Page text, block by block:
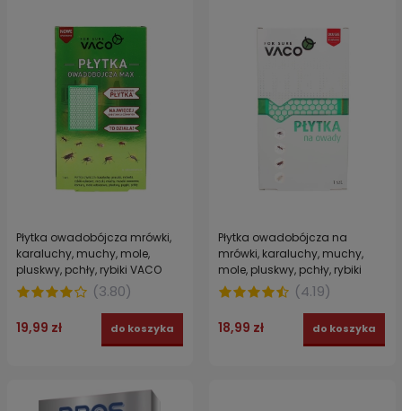
Płytka owadobójcza mrówki,
karaluchy, muchy, mole,
pluskwy, pchły, rybiki VACO
MAX ZIELONA
(3.80)
19,99 zł do koszyka
Płytka owadobójcza na
mrówki, karaluchy, muchy,
mole, pluskwy, pchły, rybiki
VACO MAX
(4.19)
18,99 zł do koszyka